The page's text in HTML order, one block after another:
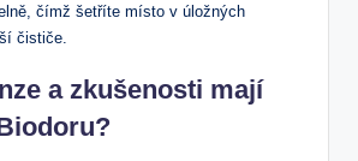
čímž šetříte místo v úložných
čističe.
a zkušenosti mají